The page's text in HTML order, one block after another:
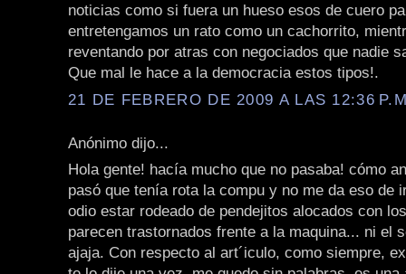
noticias como si fuera un hueso esos de cuero
entretengamos un rato como un cachorrito,
reventando por atras con negociados que nadie
Que mal le hace a la democracia estos tipos!.
21 DE FEBRERO DE 2009 A LAS 12:36
Anónimo dijo...
Hola gente! hacía mucho que no pasaba! cómo
pasó que tenía rota la compu y no me da eso de
odio estar rodeado de pendejitos alocados con
parecen trastornados frente a la maquina... ni el
ajaja. Con respecto al art´iculo, como siempre,